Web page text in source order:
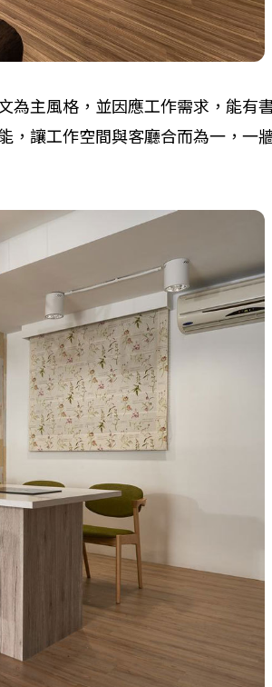
主風格，並因應工作需求，能有
，讓工作空間與客廳合而為一，一